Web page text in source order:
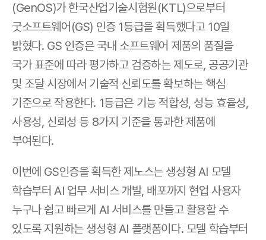
(GenOS)가 한국산업기술시험원(KTL)으로부터
굿소프트웨어(GS) 인증 1등급을 획득했다고 10일
밝혔다. GS 인증은 국내 소프트웨어 제품의 품질을
국가 표준에 따라 평가하고 검증하는 제도로, 공공기관
및 조달 시장에서 기술적 신뢰도를 확보하는 핵심
기준으로 작용한다. 1등급은 기능 적합성, 성능 효율성,
사용성, 신뢰성 등 8가지 기준을 통과한 제품에
부여된다.
이번에 GS인증을 획득한 제노스는 생성형 AI 모델
학습부터 AI 업무 서비스 개발, 배포까지 현업 사용자
누구나 쉽고 빠르게 AI 서비스를 만들고 활용할 수
있도록 지원하는 생성형 AI 플랫폼이다. 모델 학습부터